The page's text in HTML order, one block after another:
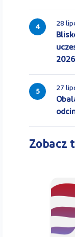
4 28
5 27
Zobacz